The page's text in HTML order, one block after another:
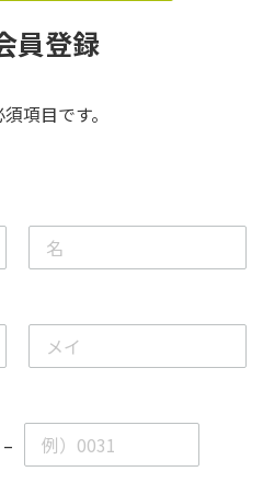
員登録
項目です。
–